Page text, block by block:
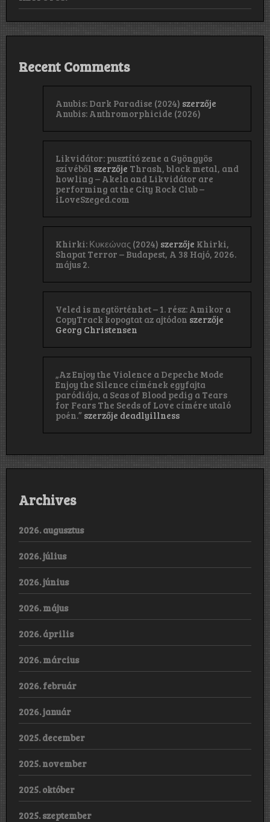
Recent Comments
Anubis: Dark Paradise (2024) szerzője
Anubis: Anthromorphicide (2026)
Likvidátor: pusztító zene a Gyöngyös
szívéből szerzője Thrash, black metal, and
howling – Akela and Likvidátor are
performing at the City Rock Club –
iLoveSzeged.com
Khirki: Κ​υ​κ​ε​ώ​ν​α​ς (2024) szerzője Khirki,
Shapat Terror – Budapest, A 38 Hajó, 2026.
május 2.
Veled is megtörténhet – 1. rész: Amikor a
CopyTrack kopogtat az ajtódon szerzője
Georg Christensen
„Az Enjoy the Violence a Depeche Mode
Enjoy the Silence címének egyfajta
paródiája, a Seas of Blood pedig a Tears
for Fears The Seeds of Love címére utaló
poén.” szerzője deadlyillness
Archives
2026. augusztus
2026. július
2026. június
2026. május
2026. április
2026. március
2026. február
2026. január
2025. december
2025. november
2025. október
2025. szeptember